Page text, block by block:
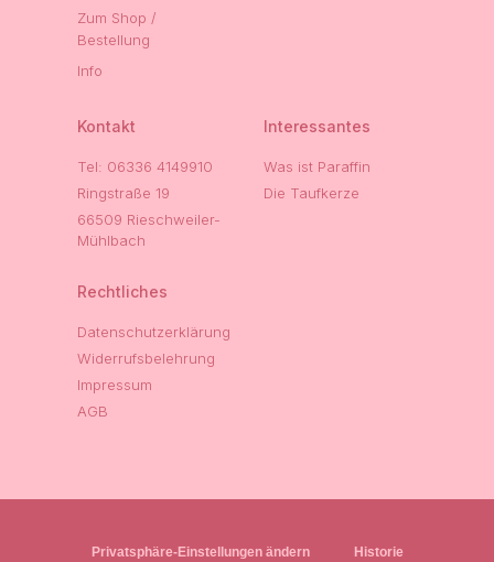
Zum Shop /
Bestellung
Info
Kontakt
Tel: 06336 4149910
Ringstraße 19
66509 Rieschweiler-
Mühlbach
Interessantes
Was ist Paraffin
Die Taufkerze
Rechtliches
Datenschutzerklärung
Widerrufsbelehrung
Impressum
AGB
Privatsphäre-Einstellungen ändern Historie